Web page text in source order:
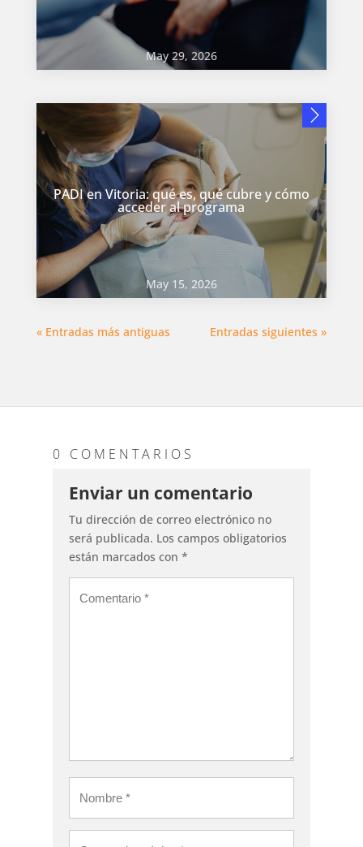
May 29, 2026
PADI en Vitoria: qué es, qué cubre y cómo
acceder al programa
May 15, 2026
« Entradas más antiguas Entradas siguientes »
0 COMENTARIOS
Enviar un comentario
Tu dirección de correo electrónico no
será publicada. Los campos obligatorios
están marcados con *